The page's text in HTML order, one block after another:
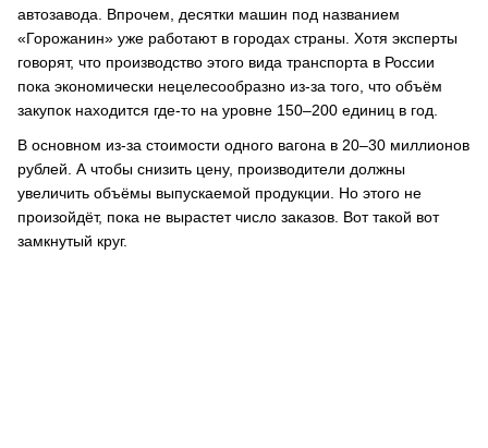
автозавода. Впрочем, десятки машин под названием
«Горожанин» уже работают в городах страны. Хотя эксперты
говорят, что производство этого вида транспорта в России
пока экономически нецелесообразно из-за того, что объём
закупок находится где-то на уровне 150–200 единиц в год.
В основном из-за стоимости одного вагона в 20–30 миллионов
рублей. А чтобы снизить цену, производители должны
увеличить объёмы выпускаемой продукции. Но этого не
произойдёт, пока не вырастет число заказов. Вот такой вот
замкнутый круг.